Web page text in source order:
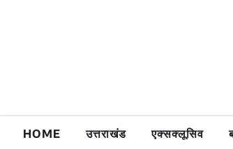
HOME उत्तराखंड एक्सक्लूसिव